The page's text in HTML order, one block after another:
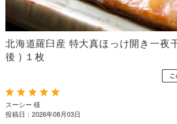
北海道羅臼産 特大真ほっけ開き一夜
後 ) １枚
スーシー 様
投稿日：2026年08月03日